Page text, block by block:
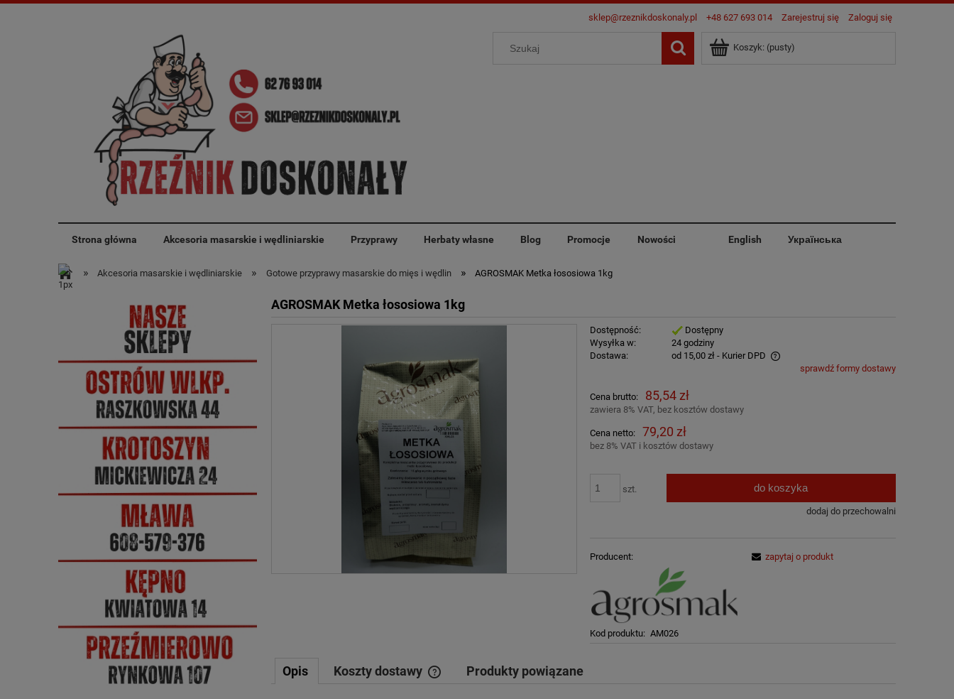
sklep@rzeznikdoskonaly.pl +48 627 693 014 Zarejestruj się Zaloguj się
Koszyk: (pusty)
Strona główna Akcesoria masarskie i wędliniarskie Przyprawy Herbaty własne Blog Promocje Nowości English Українська
» Akcesoria masarskie i wędliniarskie » Gotowe przyprawy masarskie do mięs i wędlin » AGROSMAK Metka łososiowa 1kg
AGROSMAK Metka łososiowa 1kg
Dostępność:
Dostępny
Wysyłka w:
24 godziny
Dostawa:
od 15,00 zł - Kurier DPD
Cena nie zawiera ewentualnych kosztów
płatności
sprawdź formy dostawy
Cena brutto: 85,54 zł
zawiera 8% VAT, bez kosztów dostawy
Cena netto: 79,20 zł
bez 8% VAT i kosztów dostawy
szt. do koszyka
dodaj do przechowalni
Producent:
Kod produktu: AM026
zapytaj o produkt
Opis Koszty dostawy Produkty powiązane